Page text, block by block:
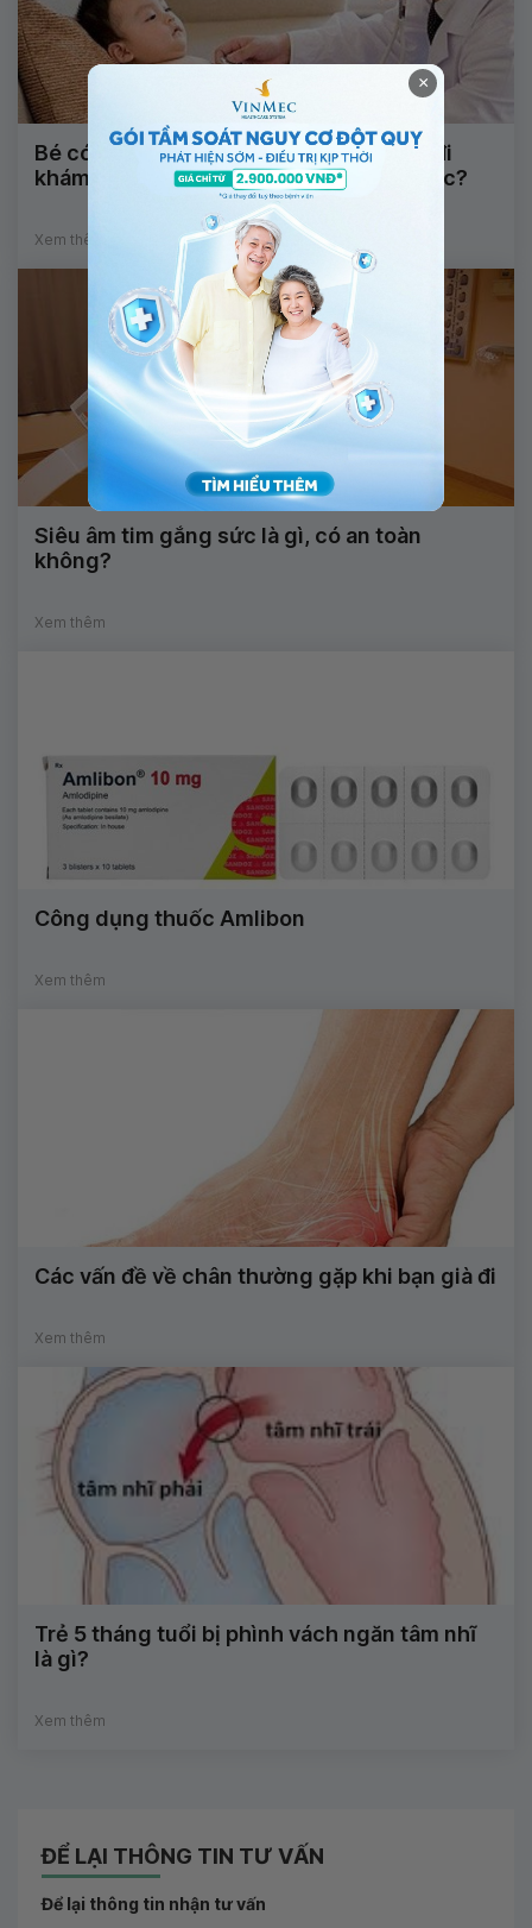
Bé có tiếng thổi bất thường tại tim nên đi
khám ở đâu để được chẩn đoán chính xác?
Xem thêm
Siêu âm tim gắng sức là gì, có an toàn
không?
Xem thêm
Công dụng thuốc Amlibon
Xem thêm
Các vấn đề về chân thường gặp khi bạn già đi
Xem thêm
Trẻ 5 tháng tuổi bị phình vách ngăn tâm nhĩ
là gì?
Xem thêm
ĐỂ LẠI THÔNG TIN TƯ VẤN
Để lại thông tin nhận tư vấn
×